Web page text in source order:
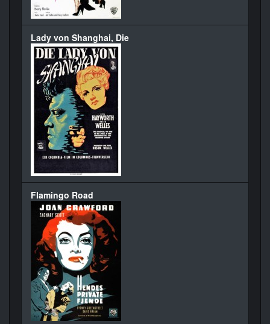
Lady von Shanghai, Die
Flamingo Road